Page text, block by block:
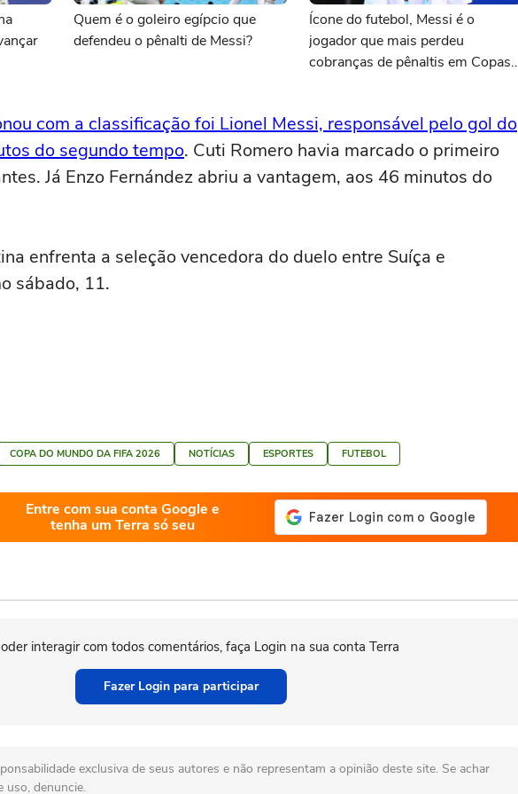
Quem é o goleiro egípcio que
defendeu o pênalti de Messi?
Ícone do futebol, Messi é o
jogador que mais perdeu
cobranças de pênaltis em Copas
com a classificação foi Lionel Messi, responsável pelo gol do
do segundo tempo. Cuti Romero havia marcado o primeiro
Já Enzo Fernández abriu a vantagem, aos 46 minutos do
enfrenta a seleção vencedora do duelo entre Suíça e
sábado, 11.
COPA DO MUNDO DA FIFA 2026 NOTÍCIAS ESPORTES FUTEBOL
Entre com sua conta Google e
tenha um Terra só seu
interagir com todos comentários, faça Login na sua conta Terra
Fazer Login para participar
exclusiva de seus autores e não representam a opinião deste site. Se achar
uso, denuncie.